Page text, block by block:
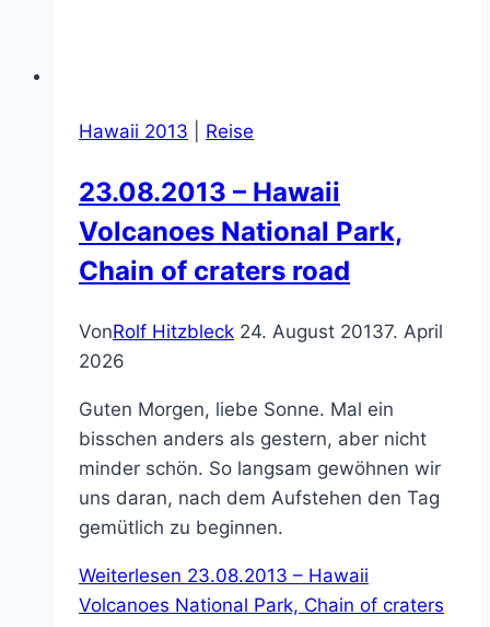
Hawaii 2013 Reise
23.08.2013 – Hawaii
Volcanoes National Park,
Chain of craters road
VonRolf Hitzbleck 24. August 20137. April
2026
Guten Morgen, liebe Sonne. Mal ein
bisschen anders als gestern, aber nicht
minder schön. So langsam gewöhnen wir
uns daran, nach dem Aufstehen den Tag
gemütlich zu beginnen.
Weiterlesen 23.08.2013 – Hawaii
Volcanoes National Park, Chain of craters